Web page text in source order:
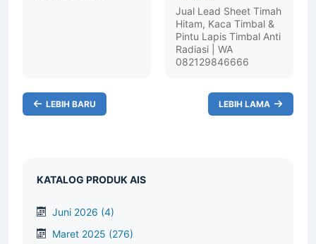
Jual Lead Sheet Timah
Hitam, Kaca Timbal &
Pintu Lapis Timbal Anti
Radiasi | WA
082129846666
LEBIH BARU LEBIH LAMA
KATALOG PRODUK AIS
Juni 2026 (4)
Maret 2025 (276)